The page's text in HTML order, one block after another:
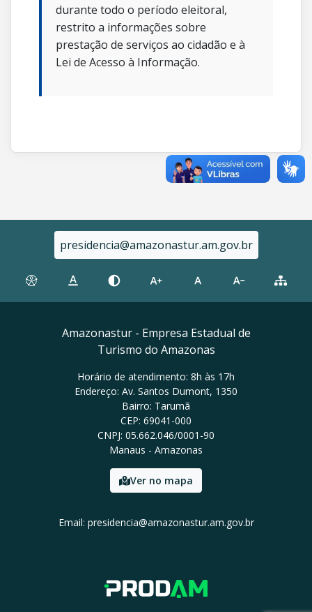
durante todo o período eleitoral,
restrito a informações sobre
prestação de serviços ao cidadão e à
Lei de Acesso à Informação.
presidencia@amazonastur.am.gov.br
Amazonastur - Empresa Estadual de
Turismo do Amazonas
Horário de atendimento: 8h às 17h
Endereço: Av. Santos Dumont, 1350
Bairro: Tarumã
CEP: 69041-000
CNPJ: 05.662.046/0001-90
Manaus - Amazonas
Ver no mapa
Email: presidencia@amazonastur.am.gov.br